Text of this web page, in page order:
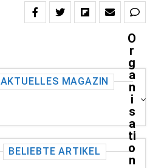
O
r
g
a
n
i
s
a
ti
o
n
AKTUELLES MAGAZIN
BELIEBTE ARTIKEL